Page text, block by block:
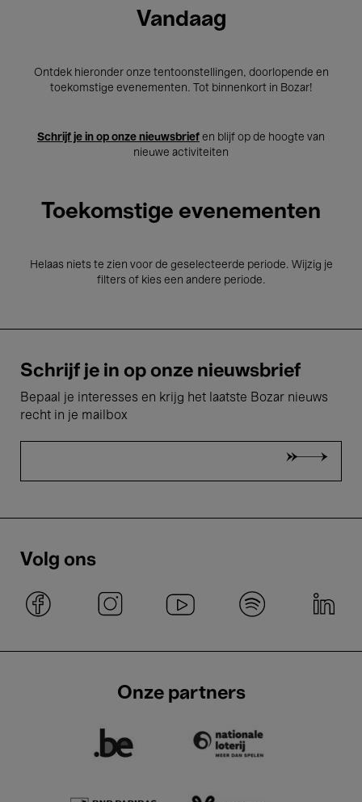
Vandaag
Ontdek hieronder onze tentoonstellingen, doorlopende en
toekomstige evenementen. Tot binnenkort in Bozar!
Schrijf je in op onze nieuwsbrief en blijf op de hoogte van
nieuwe activiteiten
Toekomstige evenementen
Helaas niets te zien voor de geselecteerde periode. Wijzig je
filters of kies een andere periode.
Schrijf je in op onze nieuwsbrief
Bepaal je interesses en krijg het laatste Bozar nieuws
recht in je mailbox
Volg ons
Onze partners